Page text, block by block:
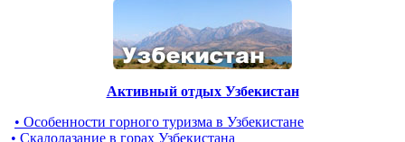
Активный отдых Узбекистан
• Особенности горного туризма в Узбекистане
• Скалолазание в горах Узбекистана